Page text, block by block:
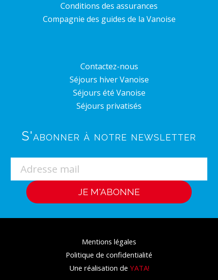
Conditions des assurances
Compagnie des guides de la Vanoise
Contactez-nous
Séjours hiver Vanoise
Séjours été Vanoise
Séjours privatisés
S'abonner à notre newsletter
Mentions légales
Politique de confidentialité
Une réalisation de YATA!